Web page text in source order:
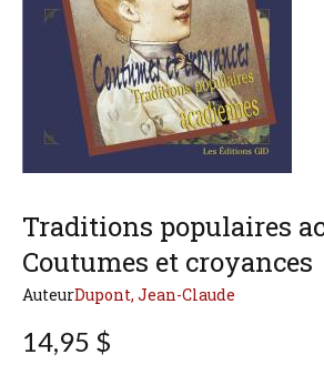
Traditions populaires
Coutumes et croyances
AuteurDupont, Jean-Claude
14,95 $